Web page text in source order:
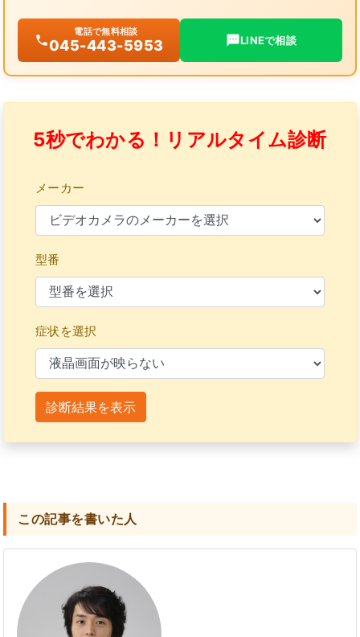
電話で無料相談
045-443-5953 LINEで相談
5秒でわかる！リアルタイム診断
メーカー
型番
症状を選択
診断結果を表示
この記事を書いた人